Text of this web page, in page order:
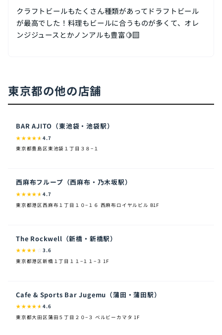
クラフトビールもたくさん種類があってドラフトビール
が最高でした！料理もビールに合うものが多くて、オレ
ンジジュースとかノンアルも豊富🍋‍🟩
東京都の他の店舗
BAR AJITO（東池袋・池袋駅）
★★★★★4.7
東京都豊島区東池袋１丁目３８−１
西麻布フループ（西麻布・乃木坂駅）
★★★★★4.7
東京都港区西麻布１丁目１０−１６ 西麻布ロイヤルビル B1F
The Rockwell（新橋・新橋駅）
★★★★ ☆3.6
東京都港区新橋１丁目１１−１１−３ 1F
Cafe & Sports Bar Jugemu（蒲田・蒲田駅）
★★★★★4.6
東京都大田区蒲田５丁目２０−３ ベルビーカマタ 1F